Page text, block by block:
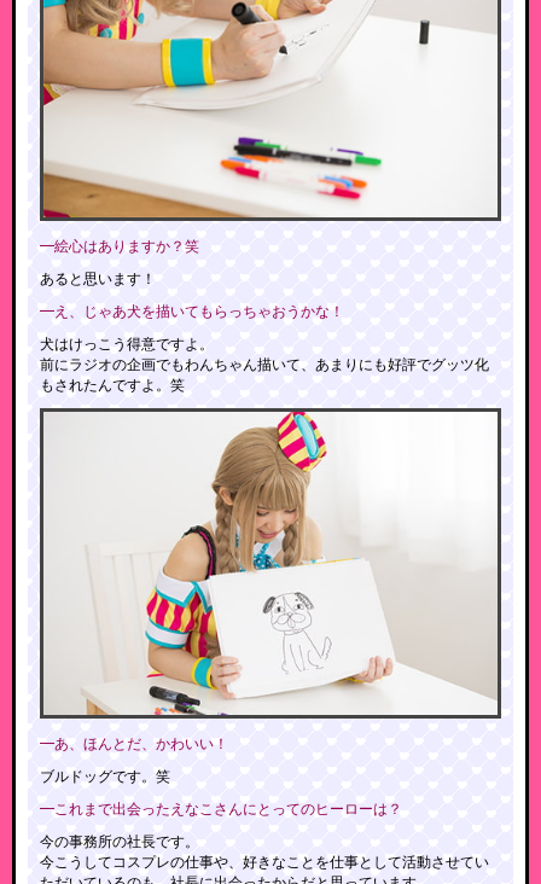
━絵心はありますか？笑
あると思います！
━え、じゃあ犬を描いてもらっちゃおうかな！
犬はけっこう得意ですよ。
前にラジオの企画でもわんちゃん描いて、あまりにも好評でグッツ化
もされたんですよ。笑
━あ、ほんとだ、かわいい！
ブルドッグです。笑
━これまで出会ったえなこさんにとってのヒーローは？
今の事務所の社長です。
今こうしてコスプレの仕事や、好きなことを仕事として活動させてい